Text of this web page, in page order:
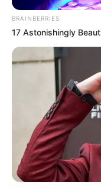
BRAINBERRIES
17 Astonishingly